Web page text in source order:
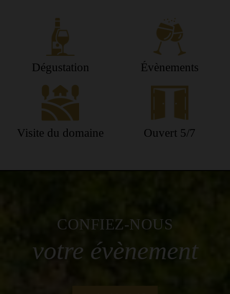
Dégustation Évènements
Visite du domaine Ouvert 5/7
CONFIEZ-NOUS
votre évènement